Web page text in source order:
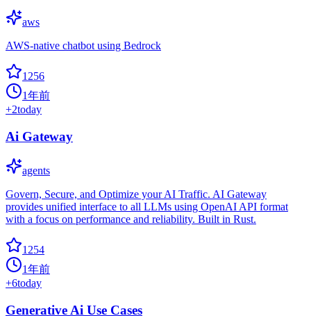
aws
AWS-native chatbot using Bedrock
1256
1年前
+2today
Ai Gateway
agents
Govern, Secure, and Optimize your AI Traffic. AI Gateway
provides unified interface to all LLMs using OpenAI API format
with a focus on performance and reliability. Built in Rust.
1254
1年前
+6today
Generative Ai Use Cases